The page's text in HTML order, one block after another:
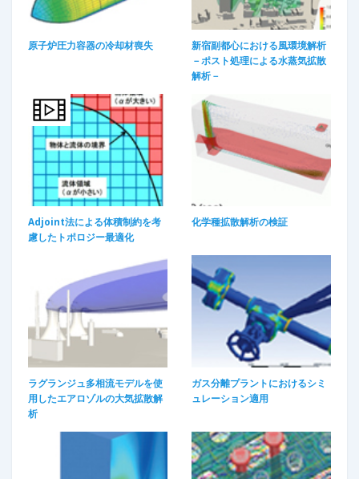
原子炉圧力容器の冷却材喪失​
新宿副都心における風環境解析
－ポスト処理による水蒸気拡散
解析－​
Adjoint法による体積制約を考
慮したトポロジー最適化
化学種拡散解析の検証​
ラグランジュ多相流モデルを使
用したエアロゾルの大気拡散解
析
ガス分離プラントにおけるシミ
ュレーション適用